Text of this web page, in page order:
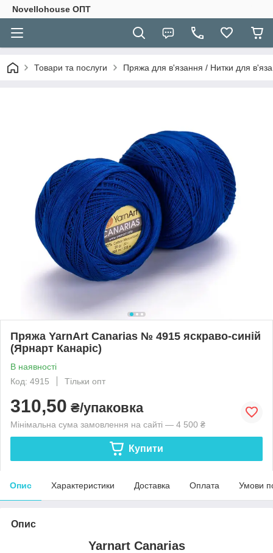
Novellohouse ОПТ
Товари та послуги Пряжа для в'язання / Нитки для
Пряжа YarnArt Canarias № 4915 яскраво-синій
(Ярнарт Канаріс)
В наявності
Код: 4915
Тільки опт
310,50 ₴/упаковка
Мінімальна сума замовлення на сайті — 4 500 ₴
Купити
Опис Характеристики Доставка Оплата Умови
Опис
Yarnart Canarias